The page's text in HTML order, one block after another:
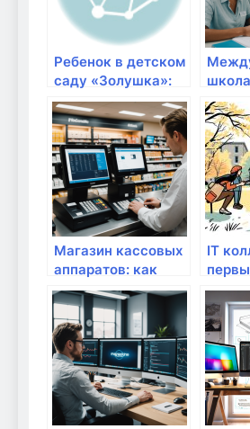
Ребенок в детском
саду «Золушка»:
особенности
обучения и
развития малышей
МШП:
Магазин кассовых
аппаратов: как
выбрать
надежного
поставщика и
обеспечить
бесперебойную
работу бизнеса
IT